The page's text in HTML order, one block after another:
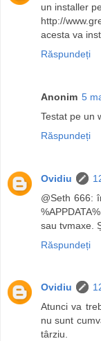
un installer
http://
acesta va
Răspundeți
Anonim 5
Testat pe un
Răspundeți
Ovidiu
@Seth 666:
sau tvmaxe.
Răspundeți
Ovidiu
Atunci va
nu sunt
târziu.